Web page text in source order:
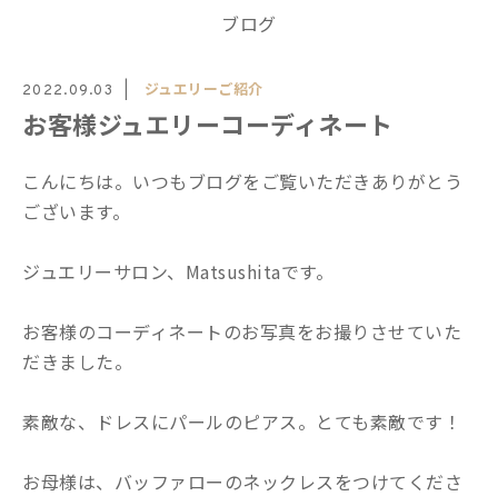
ブログ
2022.09.03 ジュエリーご紹介
お客様ジュエリーコーディネート
こんにちは。いつもブログをご覧いただきありがとう
ございます。
ジュエリーサロン、Matsushitaです。
お客様のコーディネートのお写真をお撮りさせていた
だきました。
素敵な、ドレスにパールのピアス。とても素敵です！
お母様は、バッファローのネックレスをつけてくださ